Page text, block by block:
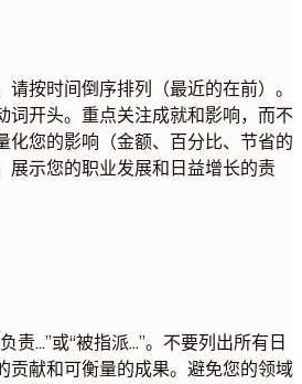
按时间倒序排列（最近的在前）。
词开头。重点关注成就和影响，而不
化您的影响（金额、百分比、节省的
展示您的职业发展和日益增长的责
责…”或“被指派…”。不要列出所有日
贡献和可衡量的成果。避免您的领域